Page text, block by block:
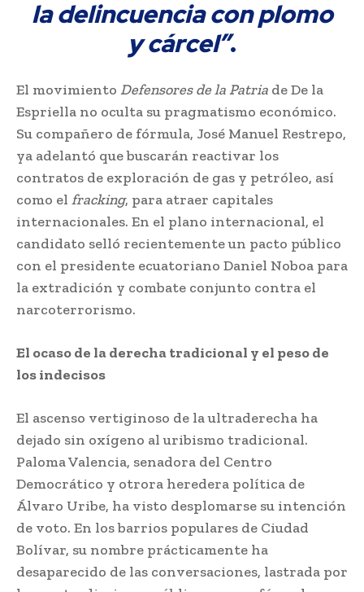
la delincuencia con plomo
y cárcel”.
El movimiento Defensores de la Patria de De la
Espriella no oculta su pragmatismo económico.
Su compañero de fórmula, José Manuel Restrepo,
ya adelantó que buscarán reactivar los
contratos de exploración de gas y petróleo, así
como el fracking, para atraer capitales
internacionales. En el plano internacional, el
candidato selló recientemente un pacto público
con el presidente ecuatoriano Daniel Noboa para
la extradición y combate conjunto contra el
narcoterrorismo.
El ocaso de la derecha tradicional y el peso de
los indecisos
El ascenso vertiginoso de la ultraderecha ha
dejado sin oxígeno al uribismo tradicional.
Paloma Valencia, senadora del Centro
Democrático y otrora heredera política de
Álvaro Uribe, ha visto desplomarse su intención
de voto. En los barrios populares de Ciudad
Bolívar, su nombre prácticamente ha
desaparecido de las conversaciones, lastrada por